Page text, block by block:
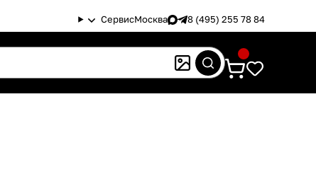
СервисМосква 8 (495) 255 78 84